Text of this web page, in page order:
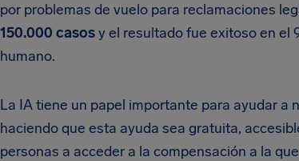
por problemas de vuelo para reclamaciones
150.000 casosy el resultado fue exitoso en el
humano.
La IA tiene un papel importante para ayudar a
haciendo que esta ayuda sea gratuita,
personas a acceder a la compensación a la